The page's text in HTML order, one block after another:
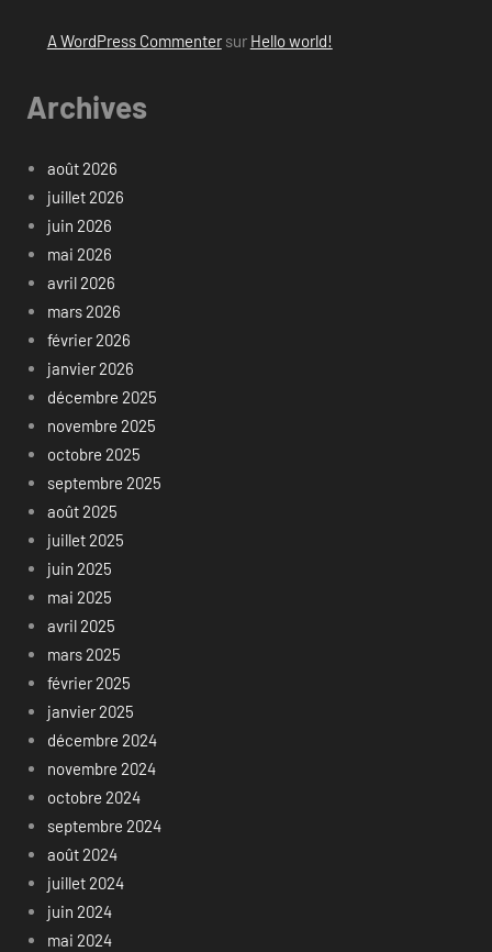
A WordPress Commentersur Hello world!
Archives
août 2026
juillet 2026
juin 2026
mai 2026
avril 2026
mars 2026
février 2026
janvier 2026
décembre 2025
novembre 2025
octobre 2025
septembre 2025
août 2025
juillet 2025
juin 2025
mai 2025
avril 2025
mars 2025
février 2025
janvier 2025
décembre 2024
novembre 2024
octobre 2024
septembre 2024
août 2024
juillet 2024
juin 2024
mai 2024